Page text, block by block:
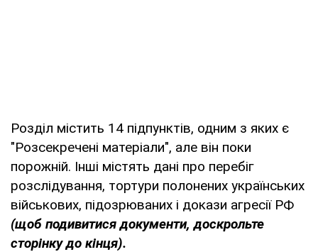
Розділ містить 14 підпунктів, одним з яких є
"Розсекречені матеріали", але він поки
порожній. Інші містять дані про перебіг
розслідування, тортури полонених українських
військових, підозрюваних і докази агресії РФ
(щоб подивитися документи, доскрольте
сторінку до кінця).